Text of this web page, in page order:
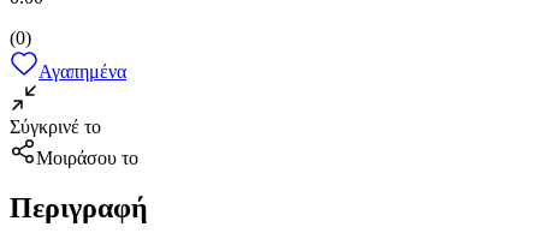
(0)
Αγαπημένα
Σύγκρινέ το
Μοιράσου το
Περιγραφή